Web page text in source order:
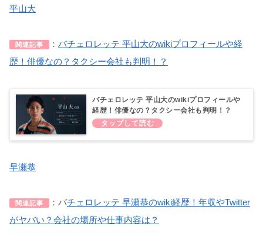
平山大
関連記事 ： バチェロレッテ 平山大のwikiプロフィールや経
歴！俳優なの？タクシー会社も判明！？
バチェロレッテ 平山大のwikiプロフィールや
経歴！俳優なの？タクシー会社も判明！？
早瀬恭
関連記事 ：バチェロレッテ 早瀬恭のwiki経歴！年収やTwitter
がヤバい？会社の場所や仕事内容は？